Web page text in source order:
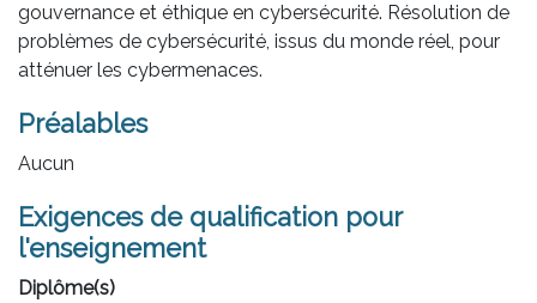
gouvernance et éthique en cybersécurité. Résolution de
problèmes de cybersécurité, issus du monde réel, pour
atténuer les cybermenaces.
Préalables
Aucun
Exigences de qualification pour
l'enseignement
Diplôme(s)